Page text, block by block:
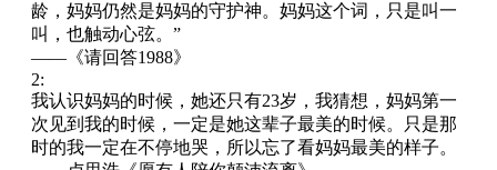
龄，妈妈仍然是妈妈的守护神。妈妈这个词，只是叫一
叫，也触动心弦。”
——《请回答1988》
2:
我认识妈妈的时候，她还只有23岁，我猜想，妈妈第一
次见到我的时候，一定是她这辈子最美的时候。只是那
时的我一定在不停地哭，所以忘了看妈妈最美的样子。